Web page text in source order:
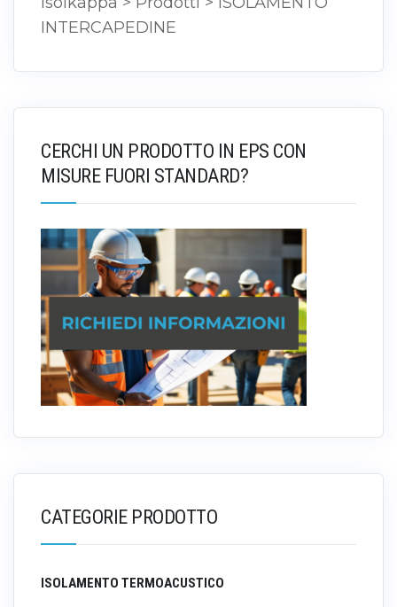
INTERCAPEDINE
CERCHI UN PRODOTTO IN EPS CON
MISURE FUORI STANDARD?
CATEGORIE PRODOTTO
ISOLAMENTO TERMOACUSTICO